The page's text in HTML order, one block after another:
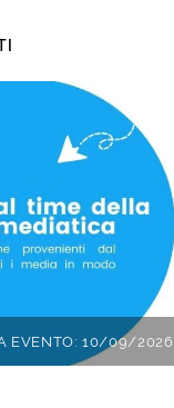
EVENTO: 10/09/2026